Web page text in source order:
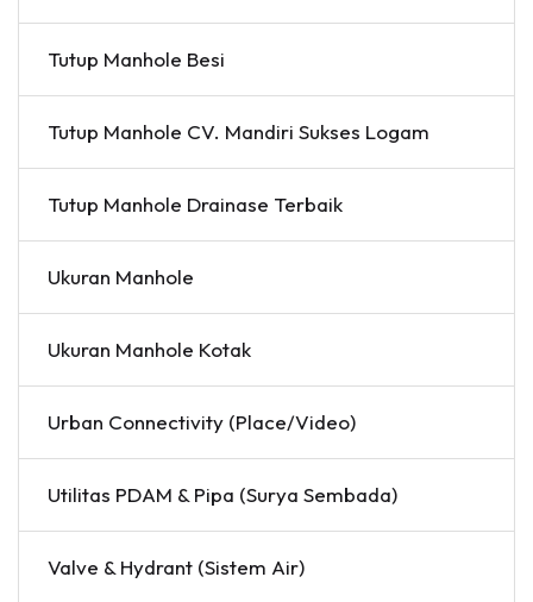
Tutup Manhole Besi
Tutup Manhole CV. Mandiri Sukses Logam
Tutup Manhole Drainase Terbaik
Ukuran Manhole
Ukuran Manhole Kotak
Urban Connectivity (Place/Video)
Utilitas PDAM & Pipa (Surya Sembada)
Valve & Hydrant (Sistem Air)